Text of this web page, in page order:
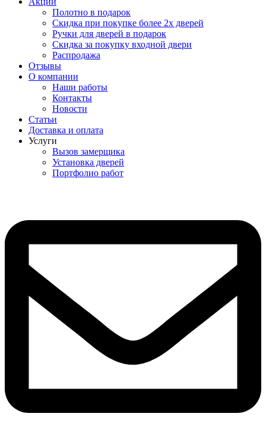
Полотно в подарок
Скидка при покупке более 2х дверей
Ручки для дверей в подарок
Скидка за покупку входной двери
Распродажа
Отзывы
О компании
Наши работы
Контакты
Новости
Статьи
Доставка и оплата
Услуги
Вызов замерщика
Установка дверей
Портфолио работ